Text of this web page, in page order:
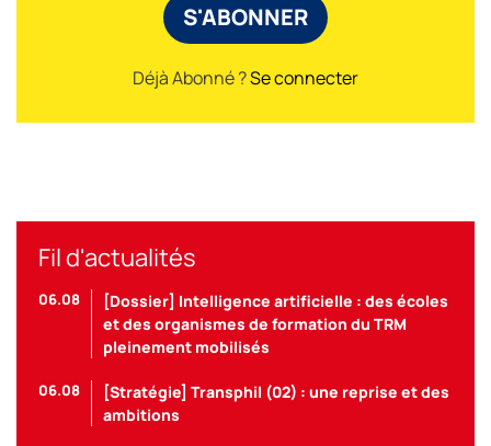
S'ABONNER
Déjà Abonné ?Se connecter
Fil d'actualités
06.08
[Dossier] Intelligence artificielle : des écoles
et des organismes de formation du TRM
pleinement mobilisés
06.08
[Stratégie] Transphil (02) : une reprise et des
ambitions